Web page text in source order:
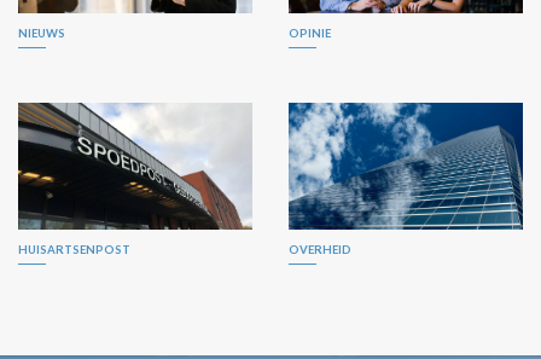
NIEUWS OPINIE
HUISARTSENPOST OVERHEID